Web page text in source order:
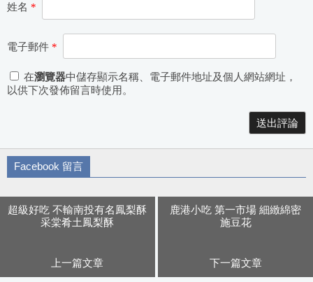
姓名 *
電子郵件 *
在瀏覽器中儲存顯示名稱、電子郵件地址及個人網站網址，
以供下次發佈留言時使用。
Facebook 留言
超級好吃 不輸南投有名鳳梨酥
采棠肴土鳳梨酥
上一篇文章
鹿港小吃 第一市場 細緻綿密
施豆花
下一篇文章